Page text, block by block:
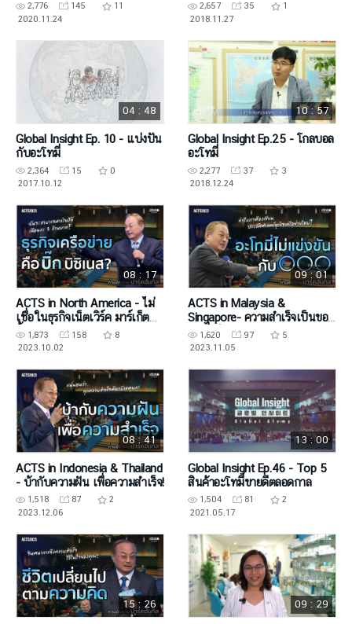
2,776 145
11
2020.11.24
2,657 35
1
2018.11.27
04 : 48
Global Insight Ep. 10 - แบ่งปัน
กับอะโทมี่
2,364 15
0
2017.10.12
10 : 57
Global Insight Ep.25 - โกลบอล
อะโทมี่
2,277 37
3
2018.12.24
08 : 17
ACTS in North America - ไม่
เชื่อในธุรกิจเน็ตเวิร์ค มาร์เก็ต
ติ้ง?1,873 158
8
2023.10.02
09 : 01
ACTS in Malaysia &
Singapore- ความสำเร็จเป็นของ
คนที่กล้าหาญ
1,620 97
5
2023.11.05
08 : 41
ACTS in Indonesia & Thailand
- บ้ากับความฝัน เพื่อความสำเร็จ!
1,518 87
2
2023.12.06
13 : 00
Global Insight Ep.46 - Top 5
สินค้าอะโทมี่ขายดีตลอดกาล
1,504 81
2
2021.05.17
15 : 26 09 : 29